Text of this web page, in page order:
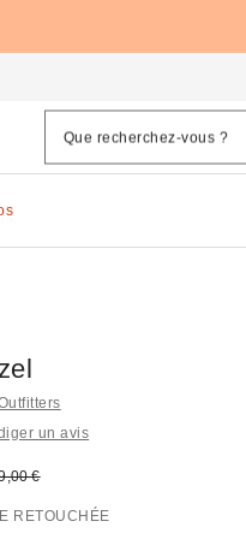
un avis
:
d'origine :
€
RETOUCHÉE